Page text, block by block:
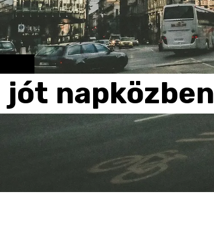
jót napközben